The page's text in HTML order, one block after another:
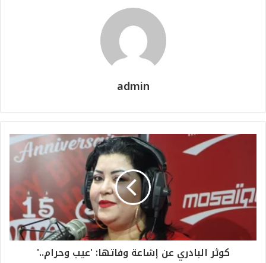
admin
كوثر البادري عن إشاعة وفاتها: 'عيب وحرام..'